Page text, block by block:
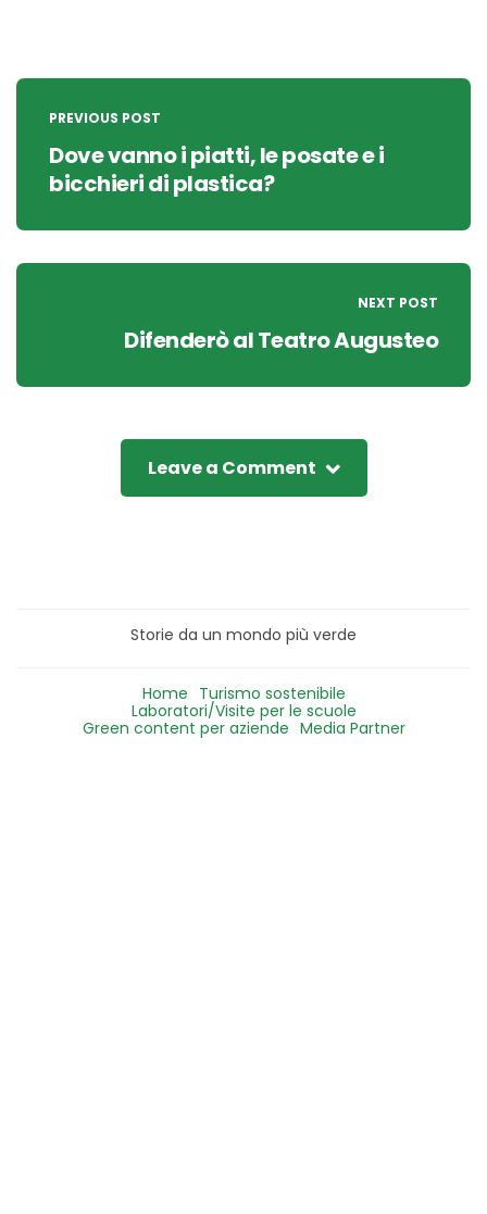
Post
navigation
PREVIOUS POST
Dove vanno i piatti, le posate e i
bicchieri di plastica?
NEXT POST
Difenderò al Teatro Augusteo
Leave a Comment
Storie da un mondo più verde
Home Turismo sostenibile
Laboratori/Visite per le scuole
Green content per aziende Media Partner